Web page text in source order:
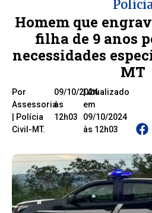
Homem que
filha de 9 anos
necessidades
MT
Por
Assessoria
| Polícia
Civil-MT.
09/10/2024
às
12h03
| Atualizado
em
09/10/2024
às 12h03